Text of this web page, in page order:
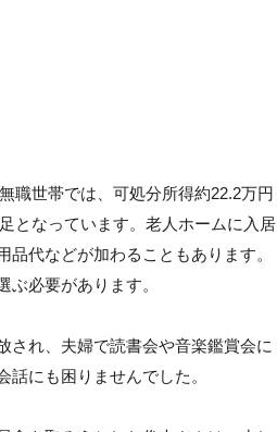
職世帯では、可処分所得約22.2万円
となっています。老人ホームに入居
代などが加わることもあります。
必要があります。
され、夫婦で読書会や音楽鑑賞会に
にも困りませんでした。